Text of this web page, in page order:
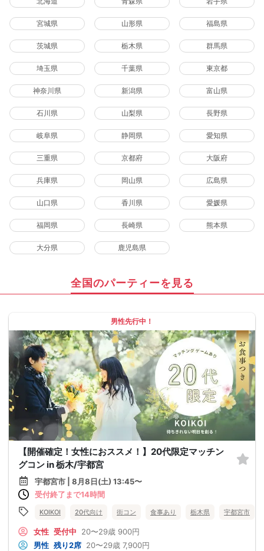
宮城県 山形県 福島県
茨城県 栃木県 群馬県
埼玉県 千葉県 東京都
神奈川県 新潟県 富山県
石川県 山梨県 長野県
岐阜県 静岡県 愛知県
三重県 京都府 大阪府
兵庫県 岡山県 広島県
山口県 香川県 愛媛県
福岡県 長崎県 熊本県
大分県 鹿児島県
全国のパーティーを見る
男性先行中！
【開催確定！女性におススメ！】20代限定マッチン
グコン in 栃木/宇都宮
宇都宮市 | 8月8日(土) 13:45〜
受付終了まで14時間
KOIKOI 20代向け 街コン 食事あり 栃木県 宇都宮市
女性 受付中 20〜29歳 900円
男性 残り2席 20〜29歳 7,900円